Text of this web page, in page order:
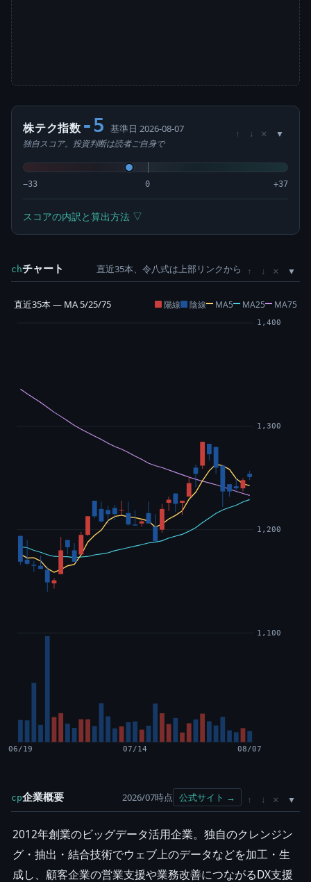
株テク指数 -5 基準日 2026-08-07
独自スコア。投資判断は読者ご自身で
↑ ↓ ×
−33 0 +37
スコアの内訳と算出方法 ▽
chチャート 直近35本、令八式は上部リンクから ↑ ↓ ×
直近35本 — MA 5/25/75 陽線 陰線 MA5 MA25 MA75
1,100
1,200
1,300
1,400
06/19 07/14 08/07
cp企業概要 2026/07時点 公式サイト → ↑ ↓ ×
2012年創業のビッグデータ活用企業。独自のクレンジン
グ・抽出・結合技術でウェブ上のデータなどを加工・生
成し、顧客企業の営業支援や業務改善につながるDX支援